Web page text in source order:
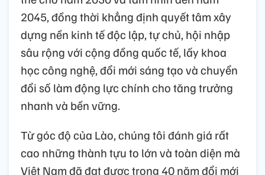
2045, đồng thời khẳng định quyết tâm xây
dựng nền kinh tế độc lập, tự chủ, hội nhập
sâu rộng với cộng đồng quốc tế, lấy khoa
học công nghệ, đổi mới sáng tạo và chuyển
đổi số làm động lực chính cho tăng trưởng
nhanh và bền vững.
Từ góc độ của Lào, chúng tôi đánh giá rất
cao những thành tựu to lớn và toàn diện mà
Việt Nam đã đạt được trong 40 năm đổi mới